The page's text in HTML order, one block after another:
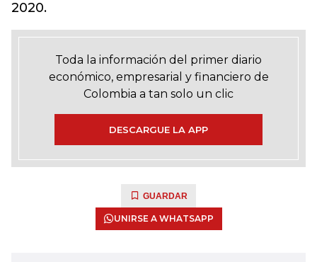
2020.
Toda la información del primer diario
económico, empresarial y financiero de
Colombia a tan solo un clic
DESCARGUE LA APP
GUARDAR
UNIRSE A WHATSAPP